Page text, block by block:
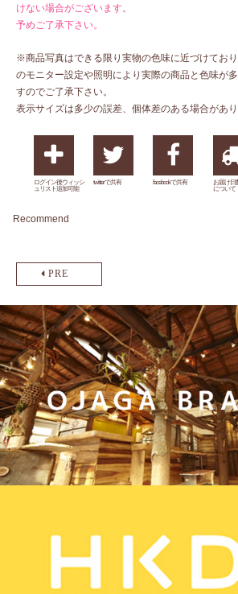
けない場合がございます。
予めご了承下さい。
※商品写真はできる限り実物の色味に近づけてお
のモニター設定や照明により実際の商品と色味が
すのでご了承下さい。
表示サイズは多少の誤差、個体差のある場合があり
ログイン後ウィッシ
ュリスト追加可能
twitterで共有 facebookで共有
お届け日
について
Recommend